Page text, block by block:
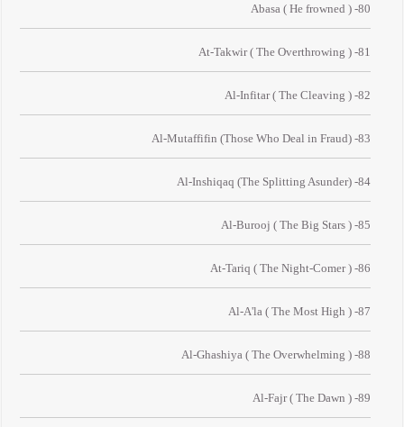
80- Abasa ( He frowned )
81- At-Takwir ( The Overthrowing )
82- Al-Infitar ( The Cleaving )
83- Al-Mutaffifin (Those Who Deal in Fraud)
84- Al-Inshiqaq (The Splitting Asunder)
85- Al-Burooj ( The Big Stars )
86- At-Tariq ( The Night-Comer )
87- Al-A'la ( The Most High )
88- Al-Ghashiya ( The Overwhelming )
89- Al-Fajr ( The Dawn )